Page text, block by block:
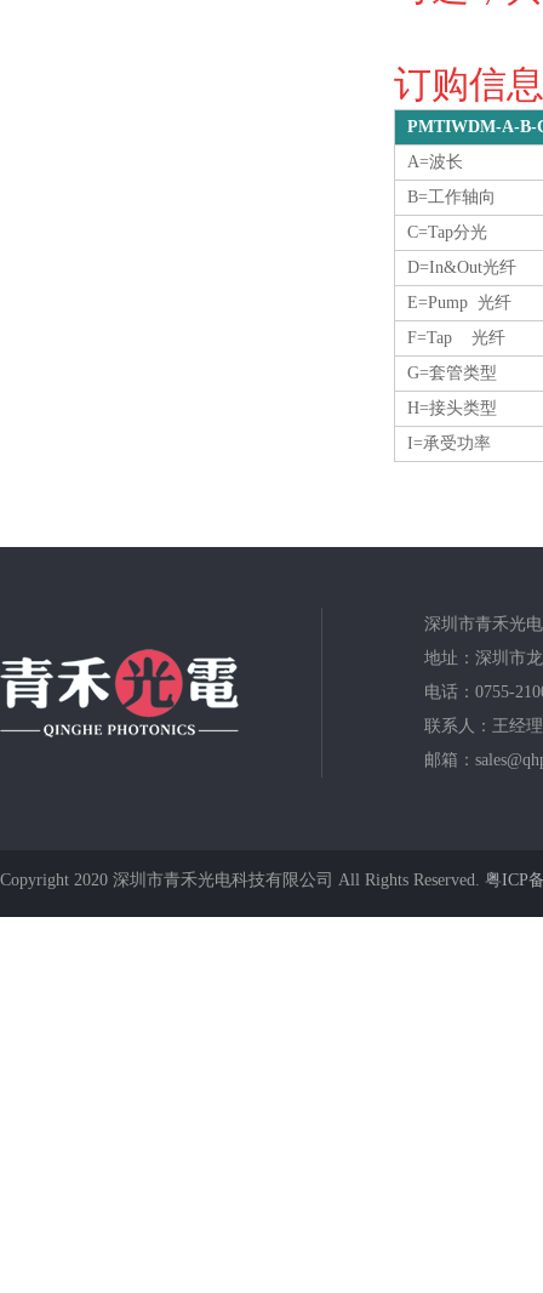
订购信
PMTIWDM-A-B-
A=波长
B=工作轴向
C=Tap分光
D=In&Out光纤
E=Pump 光纤
F=Tap 光纤
G=套管类型
H=接头类型
I=承受功率
深圳市青禾光
地址：深圳市
电话：0755-
联系人：王经理
邮箱：
Copyright 2020 深圳市青禾光电科技有限公司 All Rights Reserved. 粤ICP